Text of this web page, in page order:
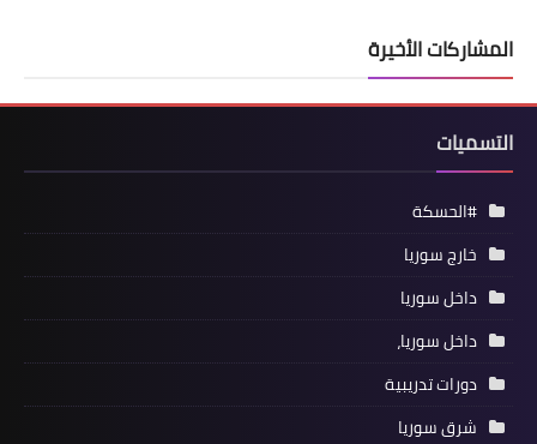
المشاركات الأخيرة
التسميات
#الحسكة
خارج سوريا
داخل سوريا
داخل سوريا،
دورات تدريبية
شرق سوريا